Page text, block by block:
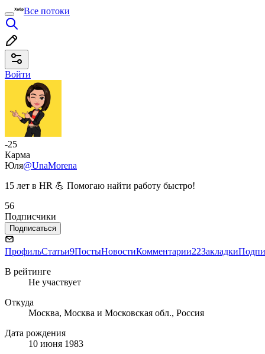
Все потоки
Войти
-25
Карма
Юля@UnaMorena
15 лет в HR 💪 Помогаю найти работу быстро!
56
Подписчики
Подписаться
ПрофильСтатьи9ПостыНовостиКомментарии22Закладки
В рейтинге
Не участвует
Откуда
Москва, Москва и Московская обл., Россия
Дата рождения
10 июня 1983